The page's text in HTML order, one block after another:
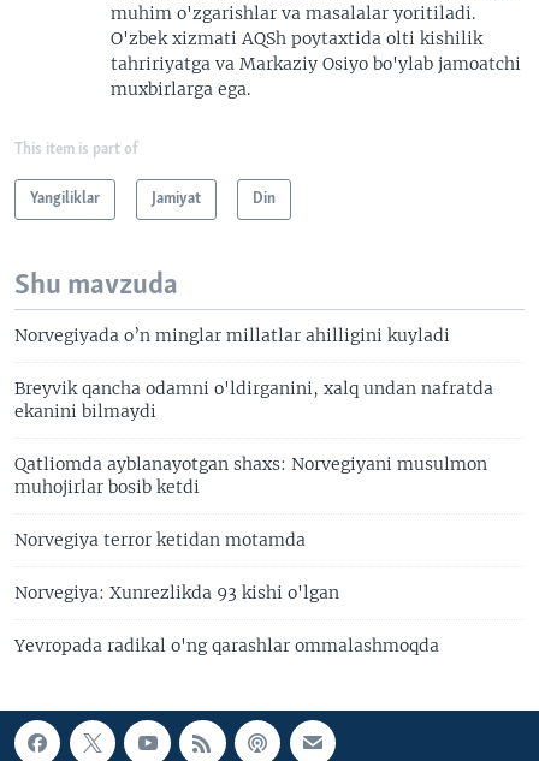
muhim o'zgarishlar va masalalar yoritiladi.
O'zbek xizmati AQSh poytaxtida olti kishilik
tahririyatga va Markaziy Osiyo bo'ylab jamoatchi
muxbirlarga ega.
This item is part of
Yangiliklar Jamiyat Din
Shu mavzuda
Norvegiyada o’n minglar millatlar ahilligini kuyladi
Breyvik qancha odamni o'ldirganini, xalq undan nafratda
ekanini bilmaydi
Qatliomda ayblanayotgan shaxs: Norvegiyani musulmon
muhojirlar bosib ketdi
Norvegiya terror ketidan motamda
Norvegiya: Xunrezlikda 93 kishi o'lgan
Yevropada radikal o'ng qarashlar ommalashmoqda